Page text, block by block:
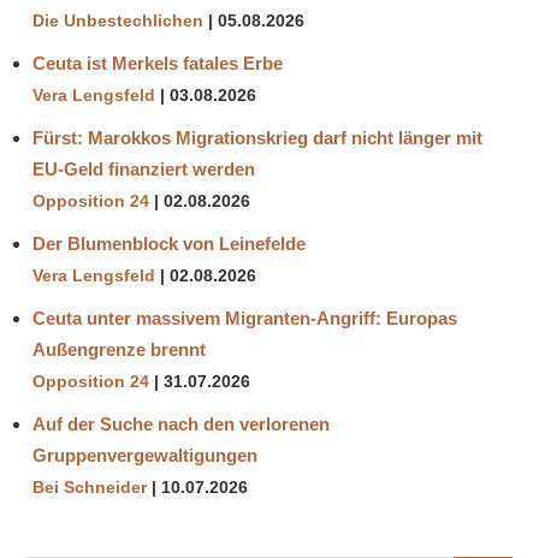
Die Unbestechlichen 05.08.2026
Ceuta ist Merkels fatales Erbe
Vera Lengsfeld 03.08.2026
Fürst: Marokkos Migrationskrieg darf nicht länger mit
EU-Geld finanziert werden
Opposition 24 02.08.2026
Der Blumenblock von Leinefelde
Vera Lengsfeld 02.08.2026
Ceuta unter massivem Migranten-Angriff: Europas
Außengrenze brennt
Opposition 24 31.07.2026
Auf der Suche nach den verlorenen
Gruppenvergewaltigungen
Bei Schneider 10.07.2026